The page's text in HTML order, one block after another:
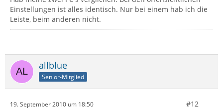
Einstellungen ist alles identisch. Nur bei einem hab ich die
Leiste, beim anderen nicht.
allblue
Senior-Mitglied
19. September 2010 um 18:50 #12